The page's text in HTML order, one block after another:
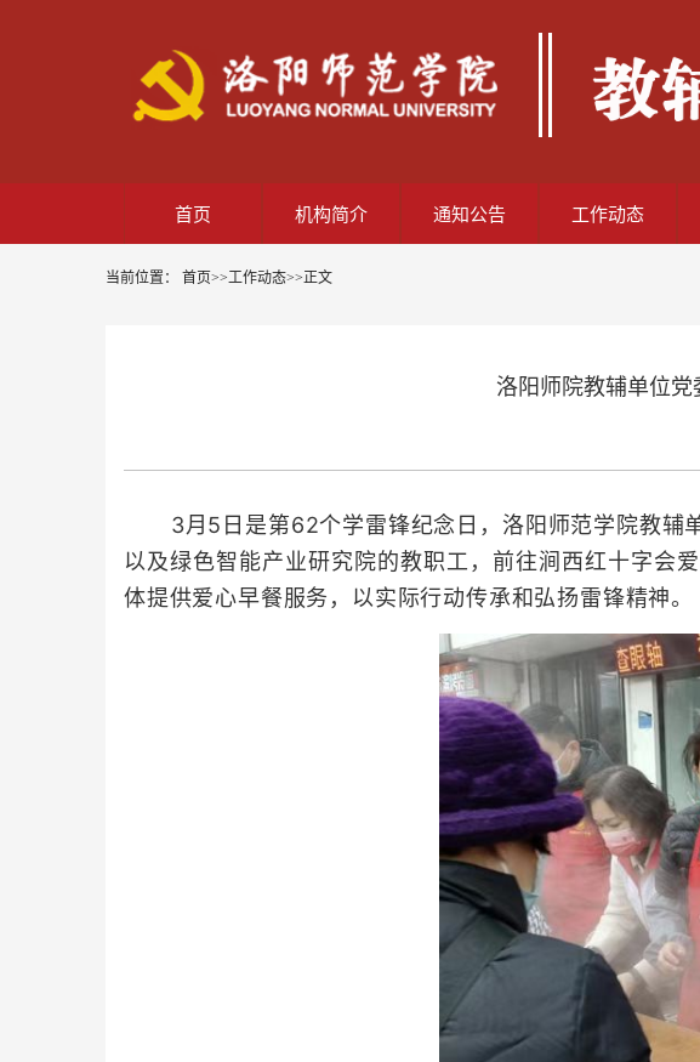
首页 机构简介 通知公告 工作动态
当前位置： 首页>>工作动态>>正文
洛阳师院教辅单位
3月5日是第62个学雷锋纪念日，洛阳师范学院教辅
以及绿色智能产业研究院的教职工，前往涧西红十字会
体提供爱心早餐服务，以实际行动传承和弘扬雷锋精神。